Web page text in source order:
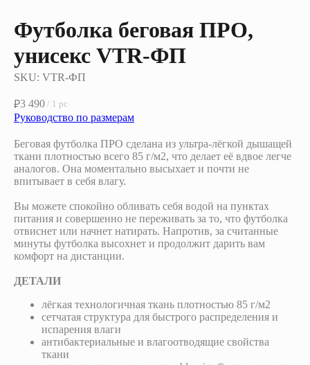
Футболка беговая ПРО,
унисекс VTR-ФП
SKU: VTR-ФП
₽3 490 / 1 pc
Руководство по размерам
Беговая футболка ПРО сделана из ультра-лёгкой дышащей
ткани плотностью всего 85 г/м2, что делает её вдвое легче
аналогов. Она моментально высыхает и почти не
впитывает в себя влагу.
Вы можете спокойно обливать себя водой на пунктах
питания и совершенно не переживать за то, что футболка
отвиснет или начнет натирать. Напротив, за считанные
минуты футболка высохнет и продолжит дарить вам
комфорт на дистанции.
ДЕТАЛИ
лёгкая технологичная ткань плотностью 85 г/м2
сетчатая структура для быстрого распределения и
испарения влаги
антибактериальные и влагоотводящие свойства
ткани